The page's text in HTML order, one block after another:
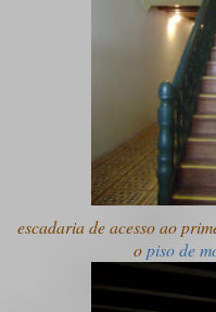
escadaria de acesso ao
opiso de